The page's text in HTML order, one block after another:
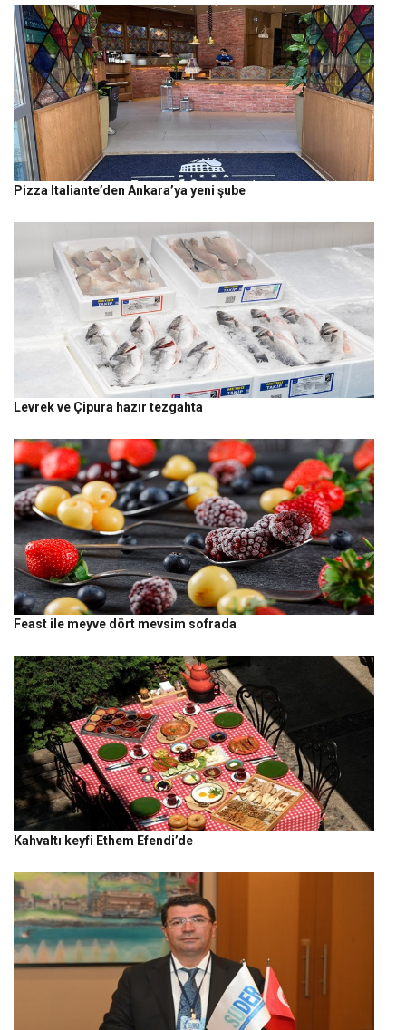
Pizza Italiante’den Ankara’ya yeni şube
Levrek ve Çipura hazır tezgahta
Feast ile meyve dört mevsim sofrada
Kahvaltı keyfi Ethem Efendi’de